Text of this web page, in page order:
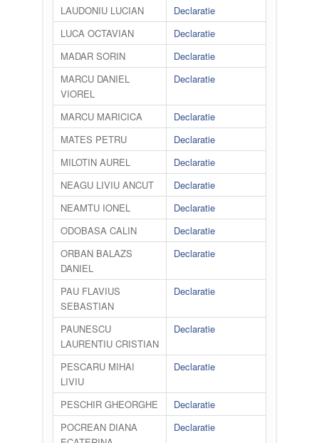
LAUDONIU LUCIAN
Declaratie
LUCA OCTAVIAN
Declaratie
MADAR SORIN
Declaratie
MARCU DANIEL
VIOREL
Declaratie
MARCU MARICICA
Declaratie
MATES PETRU
Declaratie
MILOTIN AUREL
Declaratie
NEAGU LIVIU ANCUT
Declaratie
NEAMTU IONEL
Declaratie
ODOBASA CALIN
Declaratie
ORBAN BALAZS
DANIEL
Declaratie
PAU FLAVIUS
SEBASTIAN
Declaratie
PAUNESCU
LAURENTIU CRISTIAN
Declaratie
PESCARU MIHAI
LIVIU
Declaratie
PESCHIR GHEORGHE
Declaratie
POCREAN DIANA
Declaratie